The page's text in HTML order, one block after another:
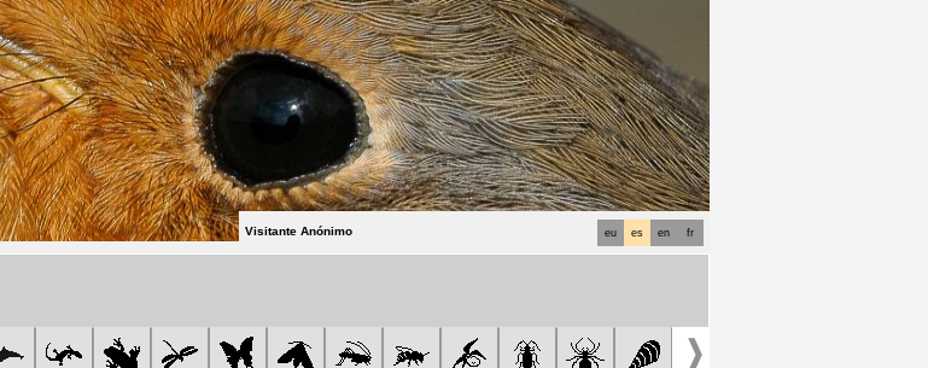
fr
en
es
eu
Visitante Anónimo